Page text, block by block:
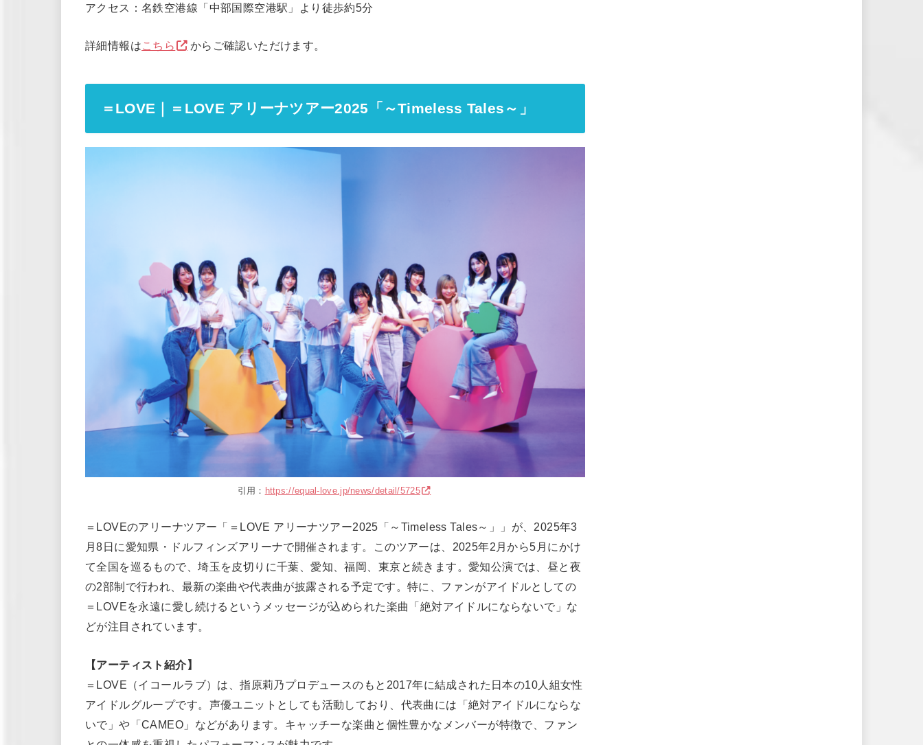
アクセス：名鉄空港線「中部国際空港駅」より徒歩約5分
詳細情報はこちら からご確認いただけます。
＝LOVE｜＝LOVE アリーナツアー2025「～Timeless Tales～」
引用： https://equal-love.jp/news/detail/5725
＝LOVEのアリーナツアー「＝LOVE アリーナツアー2025「～Timeless Tales～」」が、2025年3
月8日に愛知県・ドルフィンズアリーナで開催されます。このツアーは、2025年2月から5月にかけ
て全国を巡るもので、埼玉を皮切りに千葉、愛知、福岡、東京と続きます。愛知公演では、昼と夜
の2部制で行われ、最新の楽曲や代表曲が披露される予定です。特に、ファンがアイドルとしての
＝LOVEを永遠に愛し続けるというメッセージが込められた楽曲「絶対アイドルにならないで」な
どが注目されています。
【アーティスト紹介】
＝LOVE（イコールラブ）は、指原莉乃プロデュースのもと2017年に結成された日本の10人組女性
アイドルグループです。声優ユニットとしても活動しており、代表曲には「絶対アイドルにならな
いで」や「CAMEO」などがあります。キャッチーな楽曲と個性豊かなメンバーが特徴で、ファン